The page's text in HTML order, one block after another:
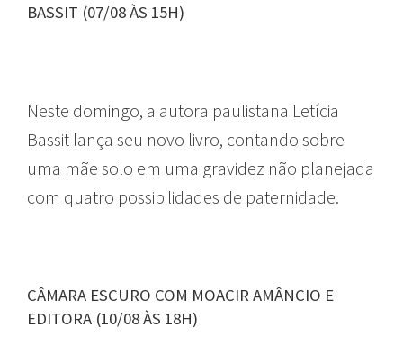
BASSIT (07/08 ÀS 15H)
Neste domingo, a autora paulistana Letícia
Bassit lança seu novo livro, contando sobre
uma mãe solo em uma gravidez não planejada
com quatro possibilidades de paternidade.
CÂMARA ESCURO COM MOACIR AMÂNCIO E
EDITORA (10/08 ÀS 18H)